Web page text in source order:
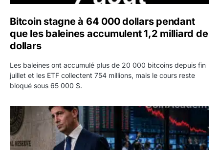
Bitcoin stagne à 64 000 dollars pendant
que les baleines accumulent 1,2 milliard de
dollars
Les baleines ont accumulé plus de 20 000 bitcoins depuis fin
juillet et les ETF collectent 754 millions, mais le cours reste
bloqué sous 65 000 $.
Kevin Warsh maintient sa communication minimaliste